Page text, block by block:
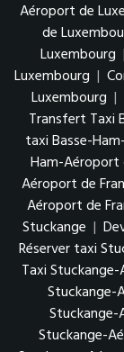
Aéroport de
de
Luxembourg |
Luxembourg |
Luxembourg |
Transfert Taxi
taxi Basse-
Ham-
Aéroport de
Aéroport de
Stuckange |
Réserver taxi
Taxi
Stuckange-